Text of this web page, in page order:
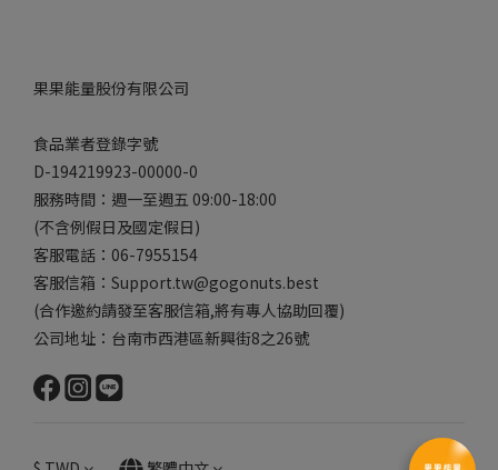
果果能量股份有限公司
食品業者登錄字號
D-194219923-00000-0
服務時間：週一至週五 09:00-18:00
(不含例假日及國定假日)
客服電話：06-7955154
客服信箱：Support.tw@gogonuts.best
(合作邀約請發至客服信箱,將有專人協助回覆)
公司地址：台南市西港區新興街8之26號